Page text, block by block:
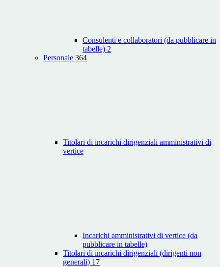
Consulenti e collaboratori (da pubblicare in
tabelle) 2
Personale 364
Titolari di incarichi dirigenziali amministrativi di
vertice
Incarichi amministrativi di vertice (da
pubblicare in tabelle)
Titolari di incarichi dirigenziali (dirigenti non
generali) 17